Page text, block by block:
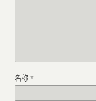
名称 *